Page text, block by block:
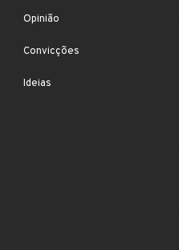
Opinião
Convicções
Ideias